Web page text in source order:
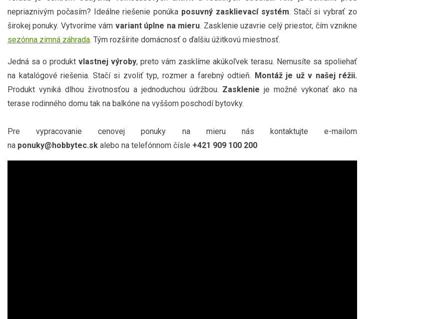
nepriaznivým počasím? Ideálne riešenie ponúka posuvný zasklievací systém. Stačí si vybrať zo
širokej ponuky. Vytvoríme vám variant úplne na mieru. Zasklenie uzavrie celý priestor, čím vznikne
sezónna zimná záhrada. Tým rozšírite domácnosť o ďalšiu úžitkovú miestnosť.
Jedná sa o produkt vlastnej výroby, preto vám zasklíme akúkoľvek terasu. Nemusíte sa spoliehať
na katalógové riešenia. Stačí si zvoliť typ, rozmer a farebný odtieň. Montáž je už v našej réžii.
Produkt vyniká dlhou životnosťou a jednoduchou údržbou. Zasklenie je možné vykonať ako na
terase rodinného domu tak na balkóne na vyššom poschodí bytovky.
Pre vypracovanie cenovej ponuky na mieru nás kontaktujte e-mailom
na ponuky@hobbytec.sk alebo na telefónnom čísle +421 909 100 200